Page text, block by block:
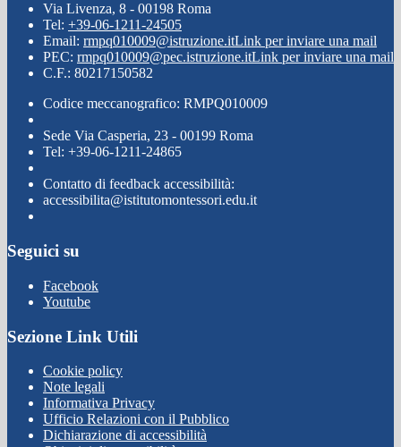
Via Livenza, 8 - 00198 Roma
Tel: +39-06-1211-24505
Email: rmpq010009@istruzione.itLink per inviare una mail
PEC: rmpq010009@pec.istruzione.itLink per inviare una mail
C.F.: 80217150582
Codice meccanografico: RMPQ010009
Sede Via Casperia, 23 - 00199 Roma
Tel: +39-06-1211-24865
Contatto di feedback accessibilità:
accessibilita@istitutomontessori.edu.it
Seguici su
Facebook
Youtube
Sezione Link Utili
Cookie policy
Note legali
Informativa Privacy
Ufficio Relazioni con il Pubblico
Dichiarazione di accessibilità